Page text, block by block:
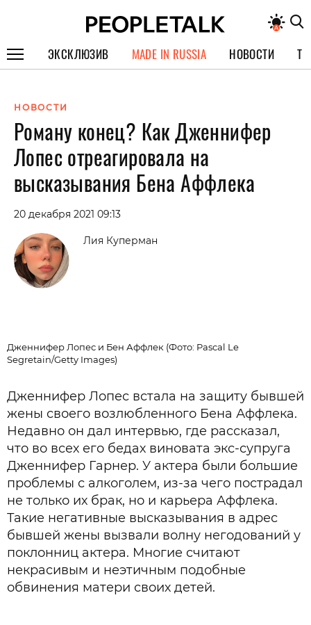
ЭКСКЛЮЗИВ
СПЕЦПРОЕКТЫ
ИНТЕРВЬЮ
ПОКОЛЕНИЕ
MADE IN RUSSIA НОВОСТИ
НОВОСТИ
Роману конец? Как Дженнифер
Лопес отреагировала на
высказывания Бена Аффлека
20 декабря 2021 09:13
Лия Куперман
Дженнифер Лопес и Бен Аффлек (Фото: Pascal Le
Segretain/Getty Images)
Дженнифер Лопес встала на защиту бывшей
жены своего возлюбленного Бена Аффлека.
Недавно он дал интервью, где рассказал,
что во всех его бедах виновата экс-супруга
Дженнифер Гарнер. У актера были большие
проблемы с алкоголем, из-за чего пострадал
не только их брак, но и карьера Аффлека.
Такие негативные высказывания в адрес
бывшей жены вызвали волну негодований у
поклонниц актера. Многие считают
некрасивым и неэтичным подобные
обвинения матери своих детей.